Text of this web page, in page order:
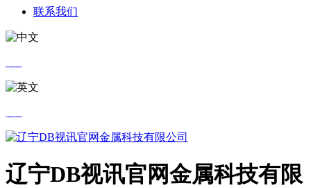
联系我们
辽宁DB视讯官网金属科技有限